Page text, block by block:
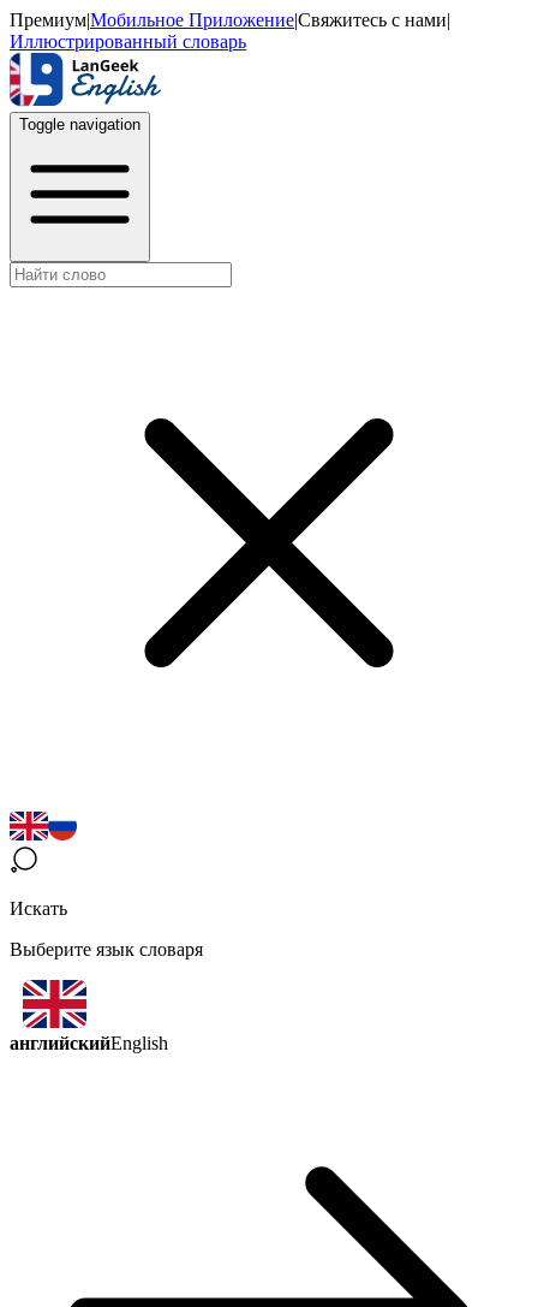
Премиум|Мобильное Приложение|Свяжитесь с нами|
Иллюстрированный словарь
Toggle navigation
Искать
Выберите язык словаря
английскийEnglish